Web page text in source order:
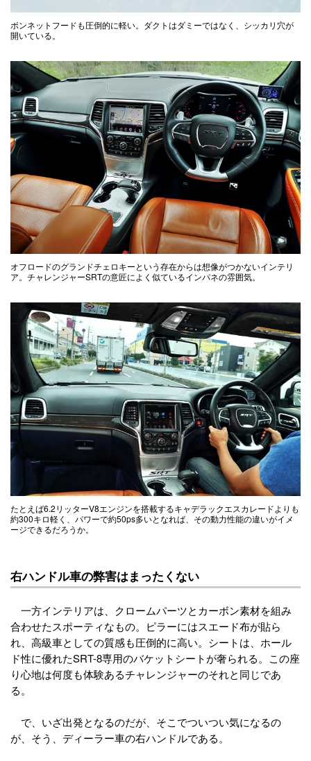
ボンネットフードも圧倒的に軽い。ダクトはダミーではなく、シッカリ穴が
開いている。
オフロードのグランドチェロキーという存在からは想像がつかないインテリ
ア。チャレンジャーSRTの意匠によく似ているインパネの雰囲気。
たとえば6.2リッターV8エンジンを搭載するキャデラックエスカレードよりも
約300キロ軽く、パワーで約50ps多いとなれば、その動力性能の違いがイメ
ージできるだろうか。
右ハンドル車の弊害はまったくない
一方インテリアは、クロームパーツとカーボン素材を組み
合わせたスポーティなもの。ピラーにはスエード布が貼ら
れ、高級車としての質感も圧倒的に高い。シートは、ホール
ド性に優れたSRT-8専用のバケットシートが奢られる。この座
り心地は何度も体験あるチャレンジャーのそれと同じであ
る。
で、いざ出発となるのだが、そこでついつい気になるの
が、そう、ディーラー車の右ハンドルである。